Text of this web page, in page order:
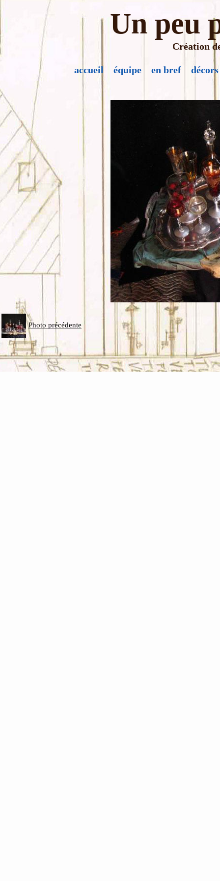
Un peu
Création
accueil équipe en bref décors
Photo précédente